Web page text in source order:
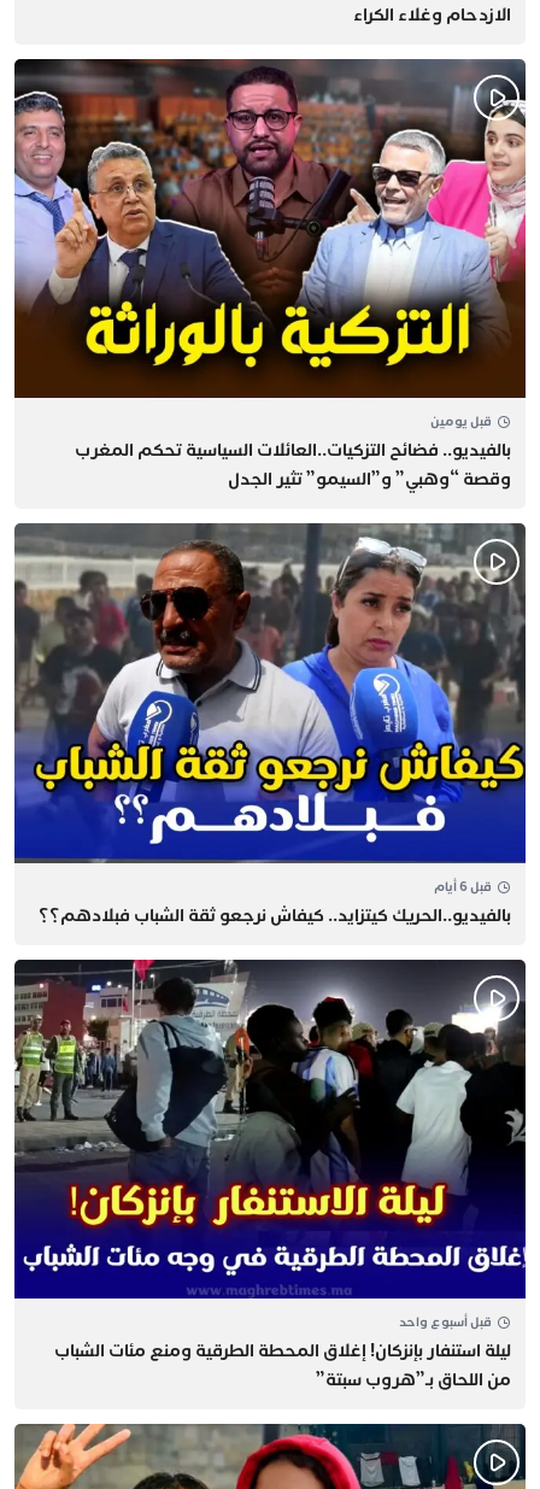
الازدحام وغلاء الكراء
قبل يومين
بالفيديو.. فضائح التزكيات..العائلات السياسية تحكم المغرب
وقصة “وهبي” و”السيمو” تثير الجدل
قبل 6 أيام
بالفيديو..الحريك كيتزايد.. كيفاش نرجعو ثقة الشباب فبلادهم؟؟
قبل أسبوع واحد
​ليلة استنفار بإنزكان! إغلاق المحطة الطرقية ومنع مئات الشباب
من اللحاق بـ”هروب سبتة”